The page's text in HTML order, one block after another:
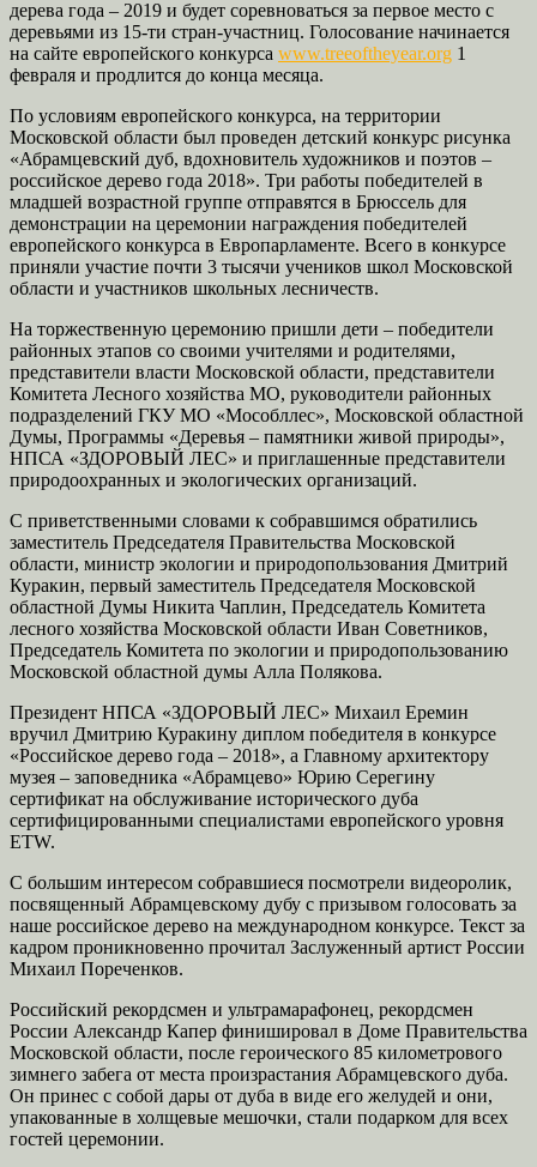
дерева года – 2019 и будет соревноваться за первое место с
деревьями из 15-ти стран-участниц. Голосование начинается
на сайте европейского конкурса www.treeoftheyear.org 1
февраля и продлится до конца месяца.
По условиям европейского конкурса, на территории
Московской области был проведен детский конкурс рисунка
«Абрамцевский дуб, вдохновитель художников и поэтов –
российское дерево года 2018». Три работы победителей в
младшей возрастной группе отправятся в Брюссель для
демонстрации на церемонии награждения победителей
европейского конкурса в Европарламенте. Всего в конкурсе
приняли участие почти 3 тысячи учеников школ Московской
области и участников школьных лесничеств.
На торжественную церемонию пришли дети – победители
районных этапов со своими учителями и родителями,
представители власти Московской области, представители
Комитета Лесного хозяйства МО, руководители районных
подразделений ГКУ МО «Мособллес», Московской областной
Думы, Программы «Деревья – памятники живой природы»,
НПСА «ЗДОРОВЫЙ ЛЕС» и приглашенные представители
природоохранных и экологических организаций.
С приветственными словами к собравшимся обратились
заместитель Председателя Правительства Московской
области, министр экологии и природопользования Дмитрий
Куракин, первый заместитель Председателя Московской
областной Думы Никита Чаплин, Председатель Комитета
лесного хозяйства Московской области Иван Советников,
Председатель Комитета по экологии и природопользованию
Московской областной думы Алла Полякова.
Президент НПСА «ЗДОРОВЫЙ ЛЕС» Михаил Еремин
вручил Дмитрию Куракину диплом победителя в конкурсе
«Российское дерево года – 2018», а Главному архитектору
музея – заповедника «Абрамцево» Юрию Серегину
сертификат на обслуживание исторического дуба
сертифицированными специалистами европейского уровня
ETW.
С большим интересом собравшиеся посмотрели видеоролик,
посвященный Абрамцевскому дубу с призывом голосовать за
наше российское дерево на международном конкурсе. Текст за
кадром проникновенно прочитал Заслуженный артист России
Михаил Пореченков.
Российский рекордсмен и ультрамарафонец, рекордсмен
России Александр Капер финишировал в Доме Правительства
Московской области, после героического 85 километрового
зимнего забега от места произрастания Абрамцевского дуба.
Он принес с собой дары от дуба в виде его желудей и они,
упакованные в холщевые мешочки, стали подарком для всех
гостей церемонии.